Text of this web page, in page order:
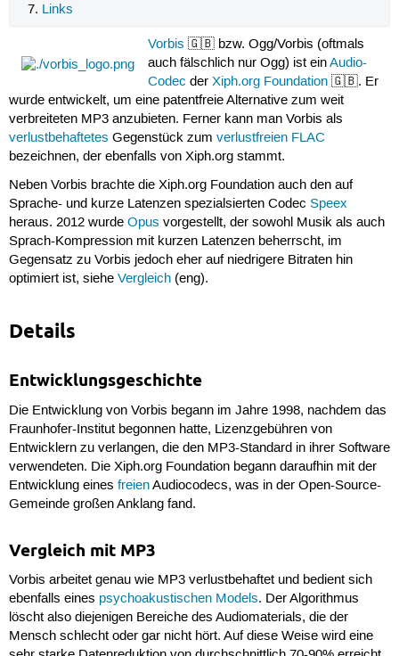
Links
Vorbis 🇬🇧 bzw. Ogg/Vorbis (oftmals
auch fälschlich nur Ogg) ist einAudio-
Codec derXiph.org Foundation 🇬🇧. Er
wurde entwickelt, um eine patentfreie Alternative zum weit
verbreiteten MP3 anzubieten. Ferner kann man Vorbis als
verlustbehaftetes Gegenstück zum verlustfreien FLAC
bezeichnen, der ebenfalls von Xiph.org stammt.
Neben Vorbis brachte die Xiph.org Foundation auch den auf
Sprache- und kurze Latenzen spezialsierten Codec Speex
heraus. 2012 wurde Opus vorgestellt, der sowohl Musik als auch
Sprach-Kompression mit kurzen Latenzen beherrscht, im
Gegensatz zu Vorbis jedoch eher auf niedrigere Bitraten hin
optimiert ist, siehe Vergleich(eng).
Details
Entwicklungsgeschichte
Die Entwicklung von Vorbis begann im Jahre 1998, nachdem das
Fraunhofer-Institut begonnen hatte, Lizenzgebühren von
Entwicklern zu verlangen, die den MP3-Standard in ihrer Software
verwendeten. Die Xiph.org Foundation begann daraufhin mit der
Entwicklung eines freienAudiocodecs, was in der Open-Source-
Gemeinde großen Anklang fand.
Vergleich mit MP3
Vorbis arbeitet genau wie MP3 verlustbehaftet und bedient sich
ebenfalls eines psychoakustischen Models. Der Algorithmus
löscht also diejenigen Bereiche des Audiomaterials, die der
Mensch schlecht oder gar nicht hört. Auf diese Weise wird eine